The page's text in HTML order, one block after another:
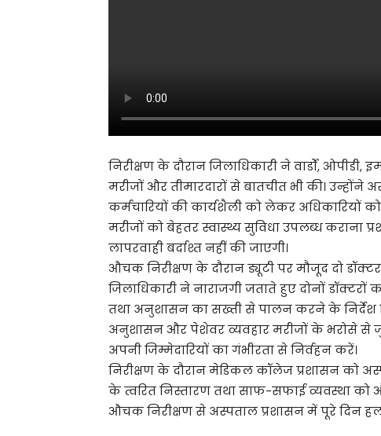
निरीक्षण के दौरान जिलाधिकारी ने वार्डों,
मरीजों और तीमारदारों से बातचीत भी की।
कर्मचारियों की कार्यशैली को लेकर अधिकारियों
मरीजों को बेहतर स्वास्थ्य सुविधा उपलब्ध कराना
लापरवाही बर्दाश्त नहीं की जाएगी।
औचक निरीक्षण के दौरान ड्यूटी पर मौजूद दो
जिलाधिकारी ने नाराजगी जताते हुए दोनों
तथा अनुशासन का सख्ती से पालन करने के निर्देश
अनुशासन और पेशेवर व्यवहार मरीजों के भरोसे से
अपनी जिम्मेदारियों का गंभीरता से निर्वहन करें।
निरीक्षण के दौरान मेडिकल कॉलेज प्रशासन को
के त्वरित निस्तारण तथा साफ-सफाई व्यवस्था को
औचक निरीक्षण से अस्पताल प्रशासन में पूरे दिन